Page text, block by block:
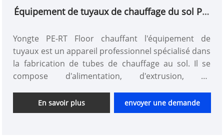
Équipement de tuyaux de chauffage du sol PE-
Yongte PE-RT Floor chauffant l'équipement de
tuyaux est un appareil professionnel spécialisé dans
la fabrication de tubes de chauffage au sol. Il se
compose d'alimentation, d'extrusion, de
traction et d'autres systèmes. Les matières
premières sont moulées par une température
En savoir plus envoyer une demande